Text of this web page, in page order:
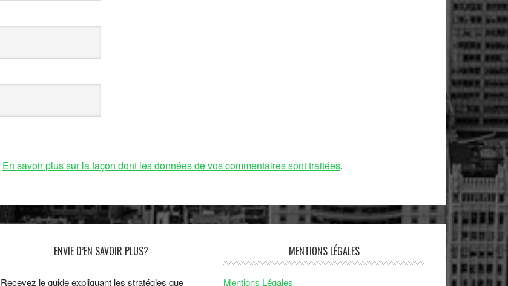
En savoir plus sur la façon dont les données de vos commentaires sont traitées.
ENVIE D’EN SAVOIR PLUS?
Recevez le guide expliquant les stratégies que
MENTIONS LÉGALES
Mentions Légales